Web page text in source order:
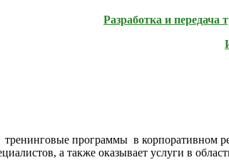
Разработка и
тренинговые программы в корпоративном
а также оказывает услуги в